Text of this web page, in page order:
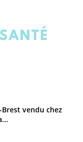
vendu chez